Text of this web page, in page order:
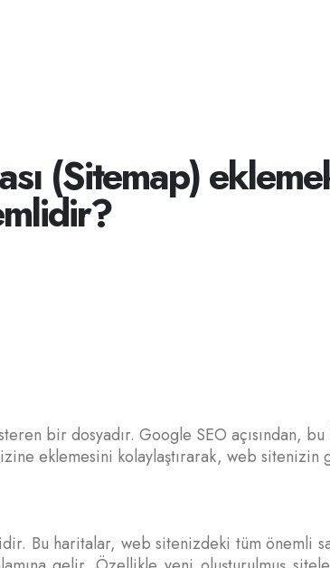
(Sitemap)
bir dosyadır. Google SEO açısından,
eklemesini kolaylaştırarak, web sitenizin
Bu haritalar, web sitenizdeki tüm önemli